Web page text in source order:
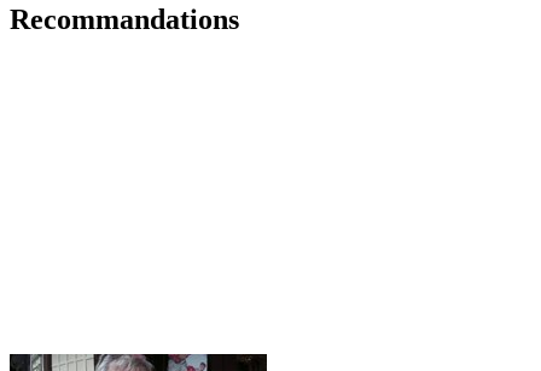
Recommandations